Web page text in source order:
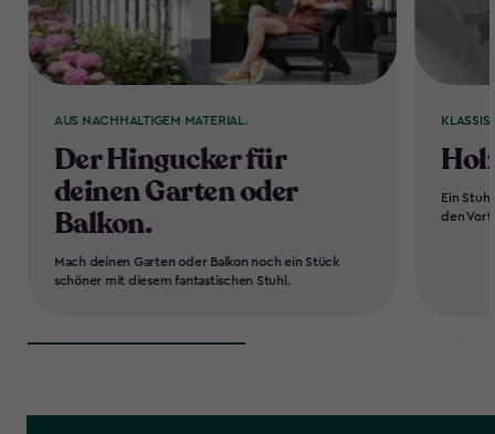
AUS NACHHALTIGEM MATERIAL.
Der Hingucker für
deinen Garten oder
Balkon.
Mach deinen Garten oder Balkon noch ein Stück
schöner mit diesem fantastischen Stuhl.
Ein
den